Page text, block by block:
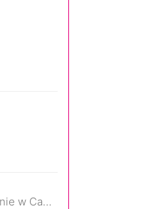
Miłość, śmierć i dojrzewanie w Camp Miasma